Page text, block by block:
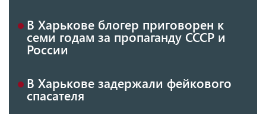
В Харькове блогер приговорен к
семи годам за пропаганду СССР и
России
В Харькове задержали фейкового
спасателя